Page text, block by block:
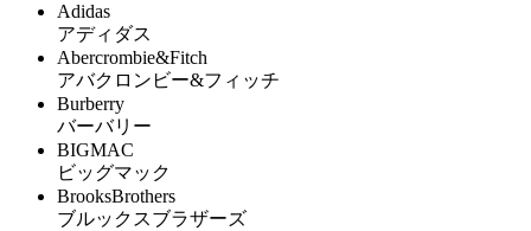
Adidas
アディダス
Abercrombie&Fitch
アバクロンビー&フィッチ
Burberry
バーバリー
BIGMAC
ビッグマック
BrooksBrothers
ブルックスブラザーズ